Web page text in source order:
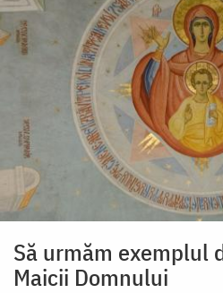
Să urmăm exemplul
Maicii Domnului